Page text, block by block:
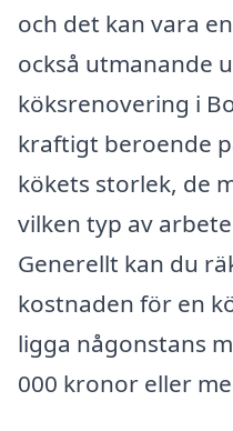
och det kan vara
också utmanande
köksrenovering i
kraftigt beroende
kökets storlek, de
vilken typ av
Generellt kan du
kostnaden för en
ligga någonstans
000 kronor eller